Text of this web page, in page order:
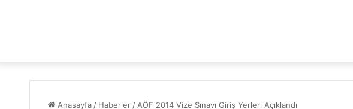
Anasayfa / Haberler / AÖF 2014 Vize Sınavı Giriş Yerleri Açıklandı